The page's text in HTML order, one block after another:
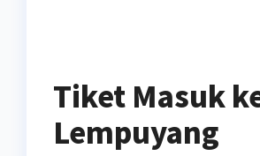
Tiket Masuk
Lempuyang